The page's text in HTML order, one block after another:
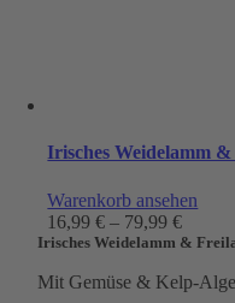
Irisches Weidelamm
Warenkorb ansehen
16,99€ – 79,99€
Irisches Weidelamm &
Mit Gemüse & Kelp-Alge